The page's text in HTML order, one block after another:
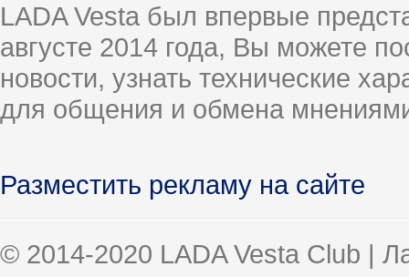
LADA Vesta был впервые
августе 2014 года, Вы можете
новости, узнать технические
для общения и обмена
Разместить рекламу на сайте
© 2014-2020 LADA Vesta Club |